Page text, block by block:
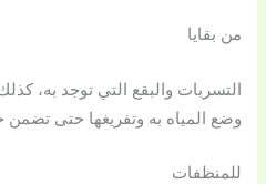
من بقايا
التسربات والبقع التي توجد به،
وضع المياه به وتفريغها حتى تضمن
للمنظفات